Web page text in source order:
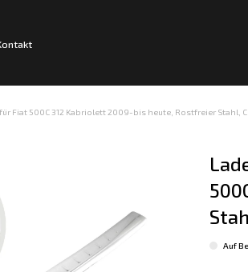
Fiat 500C 312 Kabriolett 2009-bis heute, Rostfreier Stahl,
Auf